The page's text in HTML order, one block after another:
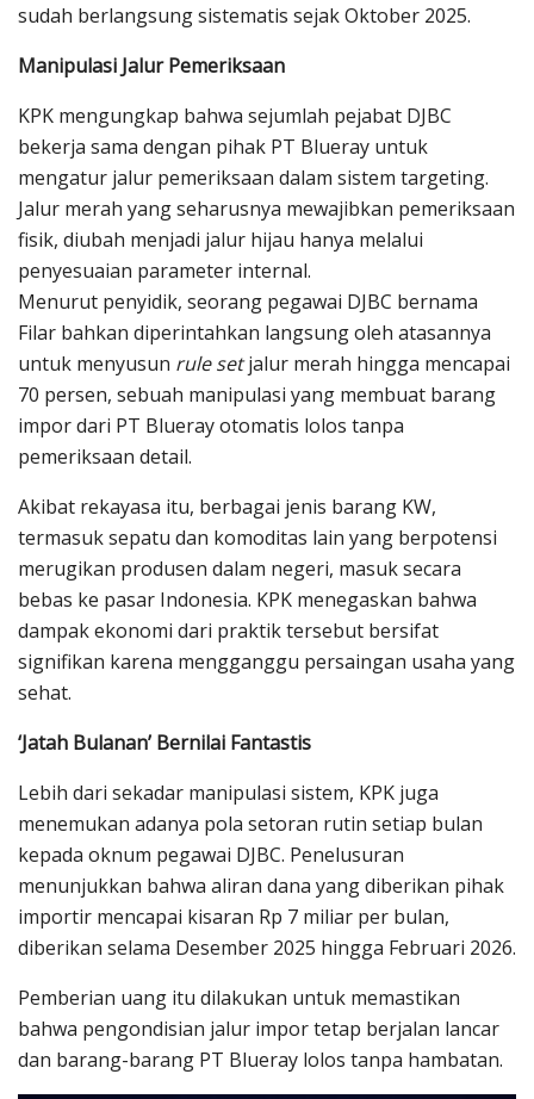
sudah berlangsung sistematis sejak Oktober 2025.
Manipulasi Jalur Pemeriksaan
KPK mengungkap bahwa sejumlah pejabat DJBC
bekerja sama dengan pihak PT Blueray untuk
mengatur jalur pemeriksaan dalam sistem targeting.
Jalur merah yang seharusnya mewajibkan pemeriksaan
fisik, diubah menjadi jalur hijau hanya melalui
penyesuaian parameter internal.
Menurut penyidik, seorang pegawai DJBC bernama
Filar bahkan diperintahkan langsung oleh atasannya
untuk menyusun rule setjalur merah hingga mencapai
70 persen, sebuah manipulasi yang membuat barang
impor dari PT Blueray otomatis lolos tanpa
pemeriksaan detail.
Akibat rekayasa itu, berbagai jenis barang KW,
termasuk sepatu dan komoditas lain yang berpotensi
merugikan produsen dalam negeri, masuk secara
bebas ke pasar Indonesia. KPK menegaskan bahwa
dampak ekonomi dari praktik tersebut bersifat
signifikan karena mengganggu persaingan usaha yang
sehat.
‘Jatah Bulanan’ Bernilai Fantastis
Lebih dari sekadar manipulasi sistem, KPK juga
menemukan adanya pola setoran rutin setiap bulan
kepada oknum pegawai DJBC. Penelusuran
menunjukkan bahwa aliran dana yang diberikan pihak
importir mencapai kisaran Rp 7 miliar per bulan,
diberikan selama Desember 2025 hingga Februari 2026.
Pemberian uang itu dilakukan untuk memastikan
bahwa pengondisian jalur impor tetap berjalan lancar
dan barang-barang PT Blueray lolos tanpa hambatan.